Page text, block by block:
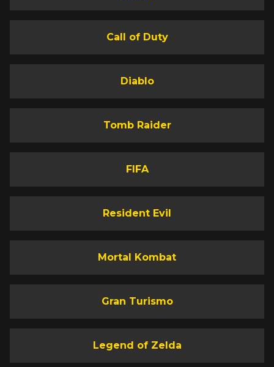
Call of Duty
Diablo
Tomb Raider
FIFA
Resident Evil
Mortal Kombat
Gran Turismo
Legend of Zelda